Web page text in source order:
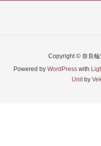
Copyright © 奈良
Powered by WordPress with
Unitby